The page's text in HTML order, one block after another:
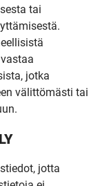
tai
jotka
välittömästi tai
jotta